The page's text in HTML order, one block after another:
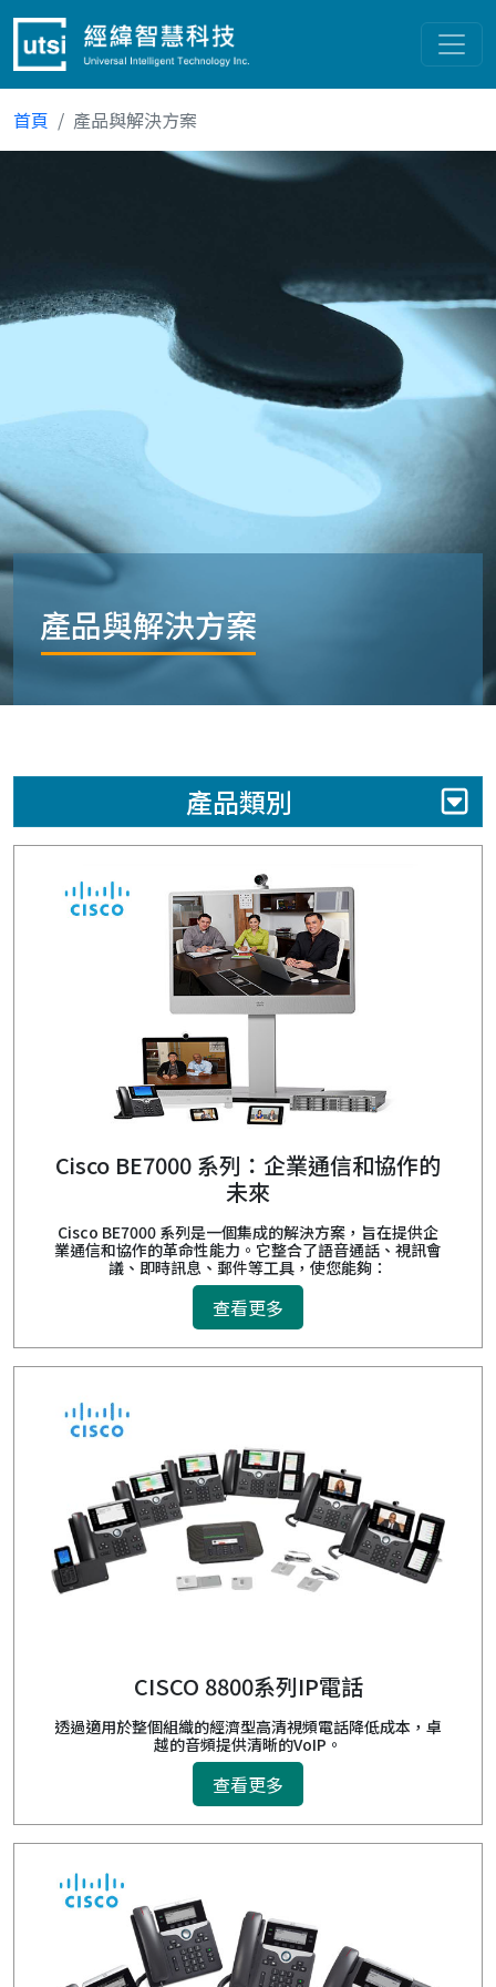
首頁 產品與解決方案
產品與解決方案
產品類別
Cisco BE7000 系列：企業通信和協作的
未來
Cisco BE7000 系列是一個集成的解決方案，旨在提供企
業通信和協作的革命性能力。它整合了語音通話、視訊會
議、即時訊息、郵件等工具，使您能夠：
查看更多
CISCO 8800系列IP電話
透過適用於整個組織的經濟型高清視頻電話降低成本，卓
越的音頻提供清晰的VoIP。
查看更多